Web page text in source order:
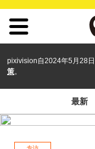
pixivision自2024年5月28
策。
最新